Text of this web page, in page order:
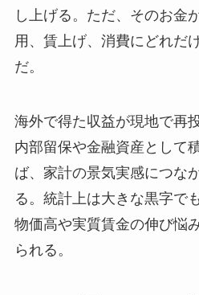
し上げる。ただ、そのお金
用、賃上げ、消費にどれだ
だ。
海外で得た収益が現地で再
内部留保や金融資産として
ば、家計の景気実感につな
る。統計上は大きな黒字で
物価高や実質賃金の伸び悩
られる。